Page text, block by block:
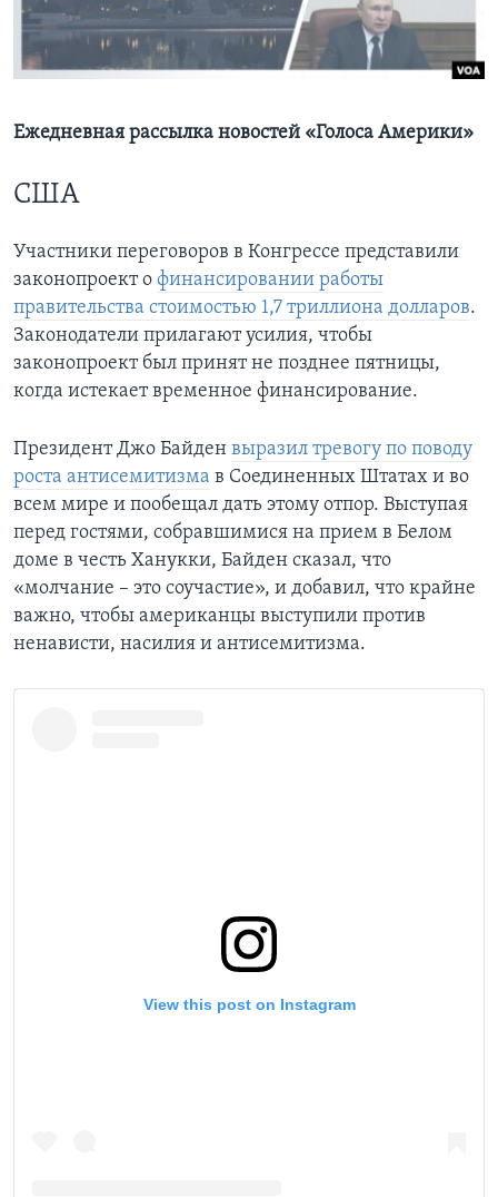
Learning English
Языки
Ежедневная рассылка новостей «Голоса Америки»
США
Участники переговоров в Конгрессе представили
законопроект о финансировании работы
правительства стоимостью 1,7 триллиона долларов.
Законодатели прилагают усилия, чтобы
законопроект был принят не позднее пятницы,
когда истекает временное финансирование.
Президент Джо Байден выразил тревогу по поводу
роста антисемитизма в Соединенных Штатах и во
всем мире и пообещал дать этому отпор. Выступая
перед гостями, собравшимися на прием в Белом
доме в честь Ханукки, Байден сказал, что
«молчание – это соучастие», и добавил, что крайне
важно, чтобы американцы выступили против
ненависти, насилия и антисемитизма.